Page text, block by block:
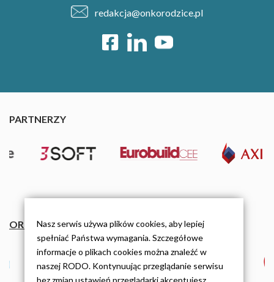
redakcja@onkorodzice.pl
PARTNERZY
ORGANIZACJE
Nasz serwis używa plików cookies, aby lepiej
spełniać Państwa wymagania. Szczegółowe
informacje o plikach cookies można znaleźć w
naszej RODO. Kontynuując przeglądanie serwisu
bez zmian ustawień przeglądarki akceptujesz